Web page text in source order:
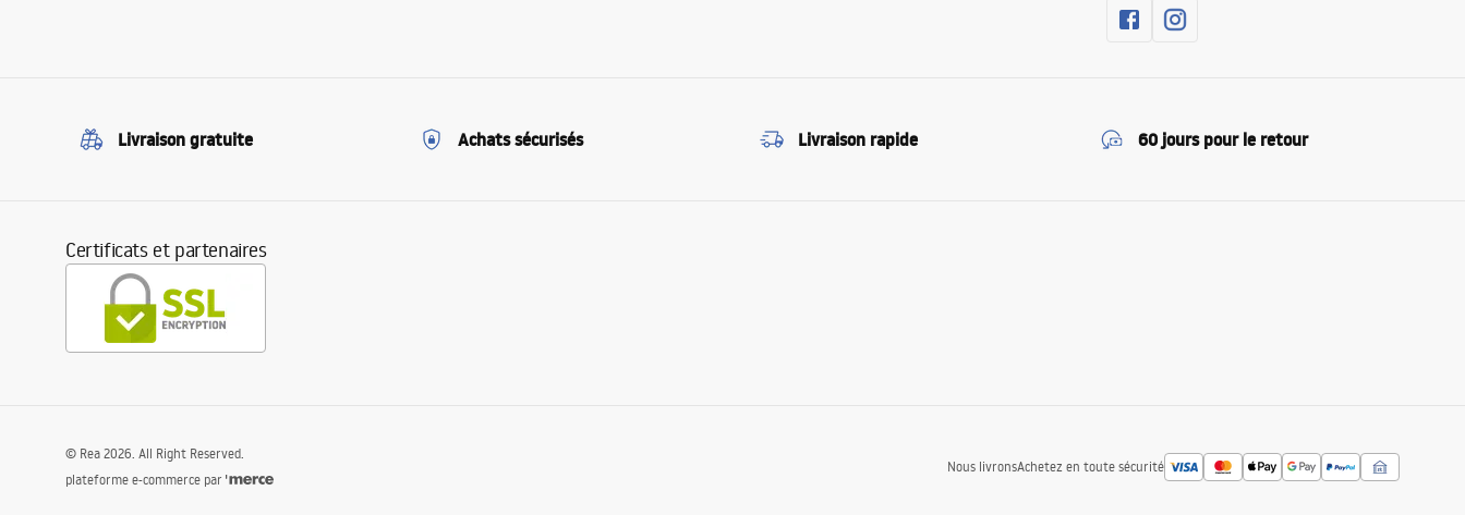
Livraison gratuite Achats sécurisés Livraison rapide 60 jours pour le retour
Certificats et partenaires
Nous livronsAchetez en toute sécurité
© Rea 2026. All Right Reserved.
plateforme e-commerce par